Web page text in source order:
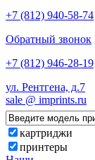
+7 (812) 940-58-74
Обратный звонок
+7 (812) 946-28-19
ул. Рентгена, д.7
sale @ imprints.ru
картриджи
принтеры